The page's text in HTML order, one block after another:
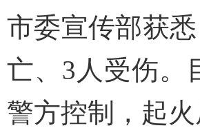
市委宣传部获
亡、3人受伤。
警方控制，起